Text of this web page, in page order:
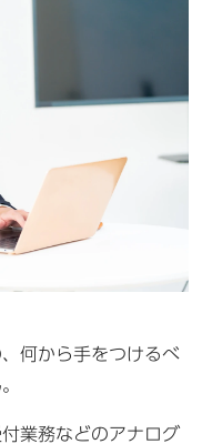
何から手をつけるべ
業務などのアナログ